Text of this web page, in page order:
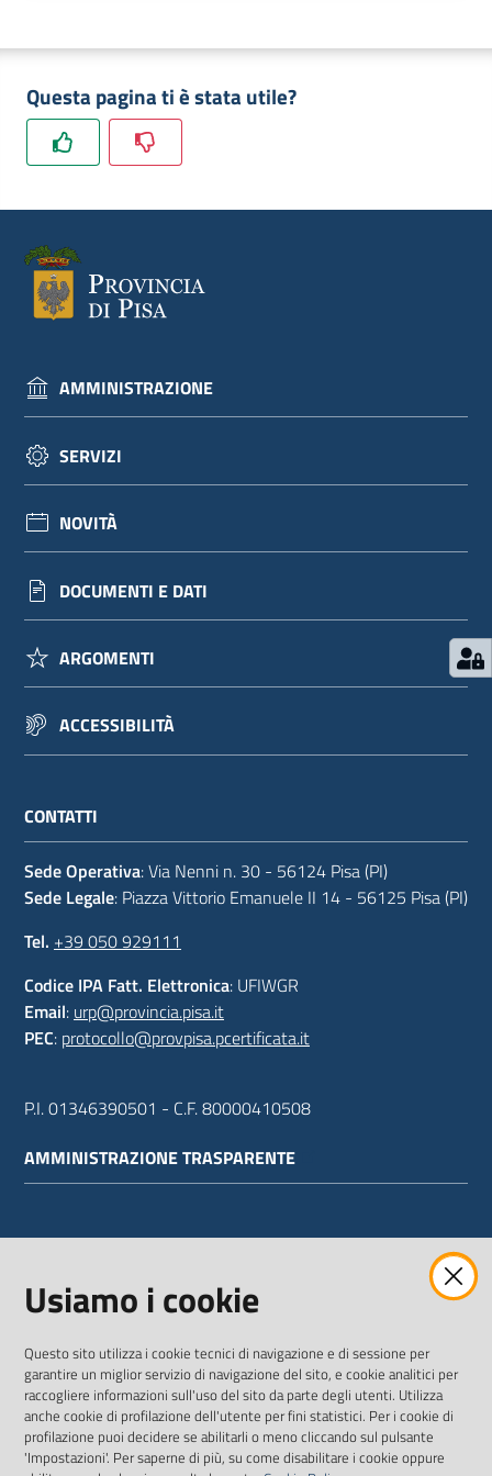
Seguici
su
Questa pagina ti è stata utile?
AMMINISTRAZIONE
SERVIZI
NOVITÀ
DOCUMENTI E DATI
ARGOMENTI
ACCESSIBILITÀ
CONTATTI
Sede Operativa: Via Nenni n. 30 - 56124 Pisa (PI)
Sede Legale: Piazza Vittorio Emanuele II 14 - 56125 Pisa (PI)
Tel. +39 050 929111
Codice IPA Fatt. Elettronica: UFIWGR
Email: urp@provincia.pisa.it
PEC: protocollo@provpisa.pcertificata.it
P.I. 01346390501 - C.F. 80000410508
AMMINISTRAZIONE TRASPARENTE
SEGUICI SU
TwitterFacebookYoutube
Usiamo i cookie
Questo sito utilizza i cookie tecnici di navigazione e di sessione per
garantire un miglior servizio di navigazione del sito, e cookie analitici per
raccogliere informazioni sull'uso del sito da parte degli utenti. Utilizza
anche cookie di profilazione dell'utente per fini statistici. Per i cookie di
profilazione puoi decidere se abilitarli o meno cliccando sul pulsante
'Impostazioni'. Per saperne di più, su come disabilitare i cookie oppure